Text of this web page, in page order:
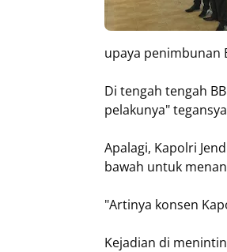
upaya penimbunan
Di tengah tengah
pelakunya"
Apalagi, Kapolri
bawah untuk
"Artinya konsen
Kejadian di